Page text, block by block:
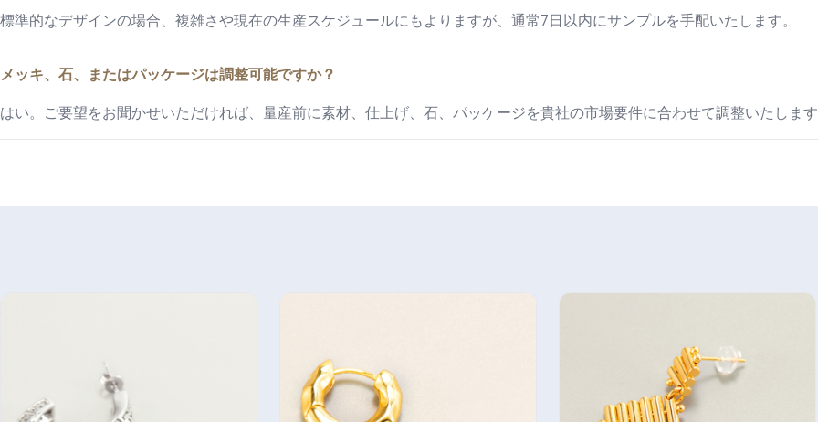
標準的なデザインの場合、複雑さや現在の生産スケジュールにもよりますが、通常7日以内にサンプルを手配いたします。
メッキ、石、またはパッケージは調整可能ですか？
はい。ご要望をお聞かせいただければ、量産前に素材、仕上げ、石、パッケージを貴社の市場要件に合わせて調整いたしま